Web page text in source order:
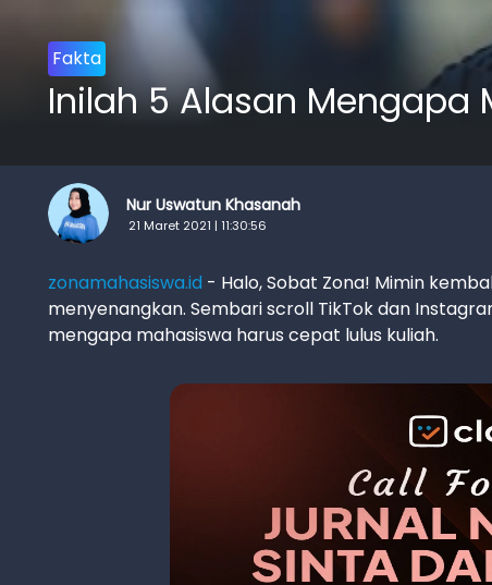
Fakta
Inilah 5 Alasan Mengapa
Nur Uswatun Khasanah
21 Maret 2021 | 11:30:56
zonamahasiswa.id - Halo, Sobat Zona! Mimin
menyenangkan. Sembari scroll TikTok dan
mengapa mahasiswa harus cepat lulus kuliah.